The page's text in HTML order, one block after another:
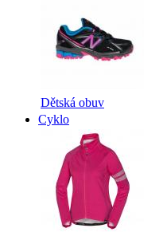
Dětská obuv
Cyklo